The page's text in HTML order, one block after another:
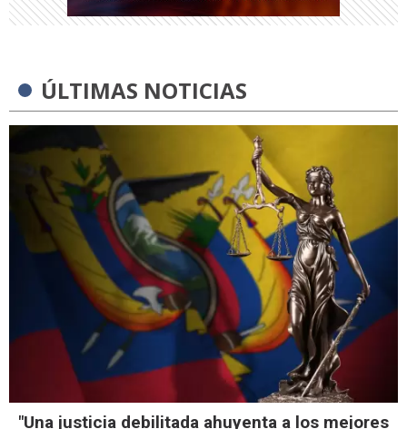
ÚLTIMAS NOTICIAS
"Una justicia debilitada ahuyenta a los mejores